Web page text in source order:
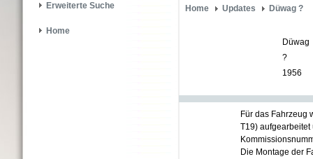
Erweiterte Suche
Home
Home Updates Düwag ?
Düwag
?
1956
Für das Fahrzeug
T19) aufgearbeitet
Die Montage der